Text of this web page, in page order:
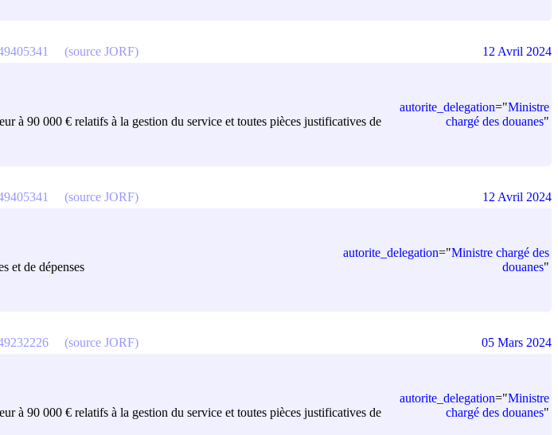
à 90 000 € relatifs à la gestion du service et toutes pièces justificatives de
autorite_delegation="Ministre
chargé des douanes"
(source JORF) 12 Avril 2024
et de dépenses
autorite_delegation="Ministre chargé des
douanes"
(source JORF) 12 Avril 2024
à 90 000 € relatifs à la gestion du service et toutes pièces justificatives de
autorite_delegation="Ministre
chargé des douanes"
(source JORF) 05 Mars 2024